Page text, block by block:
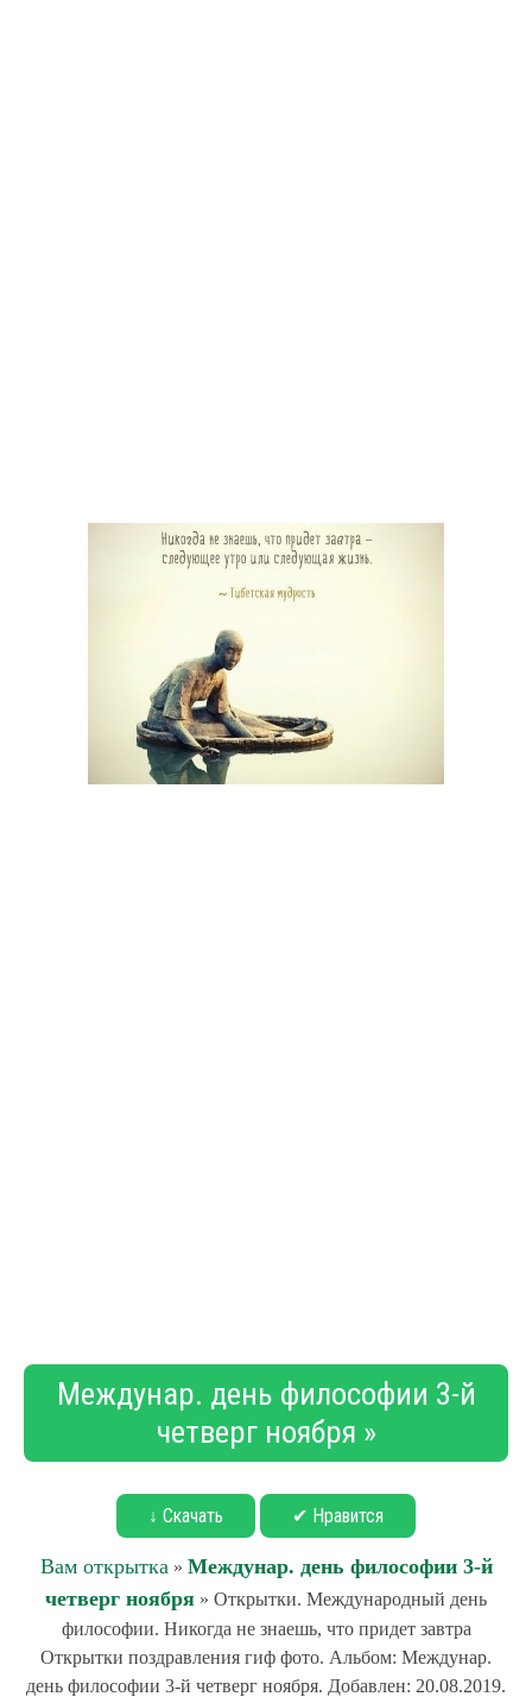
Междунар. день философии 3-й
четверг ноября »
↓ Скачать ✔ Нравится
Вам открытка » Междунар. день философии 3-й
четверг ноября » Открытки. Международный день
философии. Никогда не знаешь, что придет завтра
Открытки поздравления гиф фото. Альбом: Междунар.
день философии 3-й четверг ноября. Добавлен: 20.08.2019.